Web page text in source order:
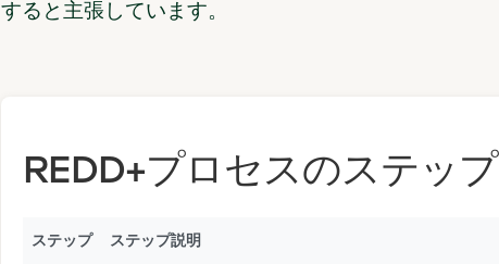
すると主張しています。
REDD+プロセスのステップ
ステップ ステップ説明